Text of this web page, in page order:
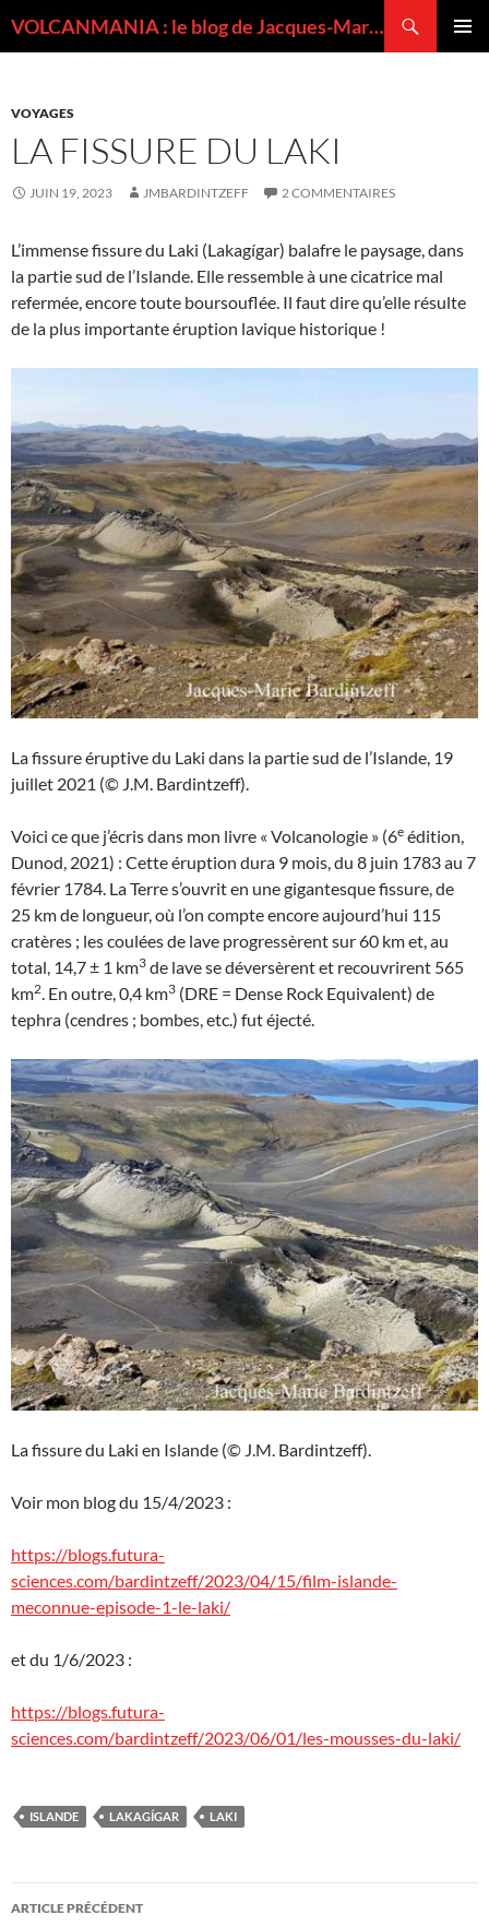
VOLCANMANIA : le blog de Jacques-Marie BARDINTZEFF, volcanologue
VOYAGES
LA FISSURE DU LAKI
JUIN 19, 2023 JMBARDINTZEFF 2 COMMENTAIRES
L’immense fissure du Laki (Lakagígar) balafre le paysage, dans
la partie sud de l’Islande. Elle ressemble à une cicatrice mal
refermée, encore toute boursouflée. Il faut dire qu’elle résulte
de la plus importante éruption lavique historique !
La fissure éruptive du Laki dans la partie sud de l’Islande, 19
juillet 2021 (© J.M. Bardintzeff).
Voici ce que j’écris dans mon livre « Volcanologie » (6e édition,
Dunod, 2021) : Cette éruption dura 9 mois, du 8 juin 1783 au 7
février 1784. La Terre s’ouvrit en une gigantesque fissure, de
25 km de longueur, où l’on compte encore aujourd’hui 115
cratères ; les coulées de lave progressèrent sur 60 km et, au
total, 14,7 ± 1 km3 de lave se déversèrent et recouvrirent 565
km2. En outre, 0,4 km3 (DRE = Dense Rock Equivalent) de
tephra (cendres ; bombes, etc.) fut éjecté.
La fissure du Laki en Islande (© J.M. Bardintzeff).
Voir mon blog du 15/4/2023 :
https://blogs.futura-
sciences.com/bardintzeff/2023/04/15/film-islande-
meconnue-episode-1-le-laki/
et du 1/6/2023 :
https://blogs.futura-
sciences.com/bardintzeff/2023/06/01/les-mousses-du-laki/
ISLANDE LAKAGÍGAR LAKI
Navigation
ARTICLE PRÉCÉDENT